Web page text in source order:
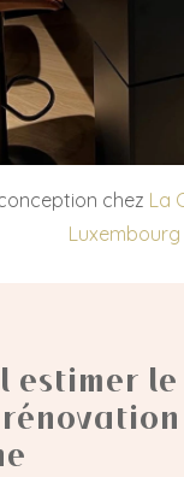
chez La
Luxembourg
estimer